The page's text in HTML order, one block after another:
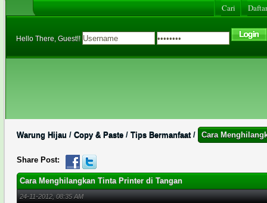
Cari
Hello There, Guest!!
Warung Hijau / Copy & Paste / Tips Bermanfaat / Cara
Share Post:
Cara Menghilangkan Tinta Printer di Tangan
24-11-2012, 08:35 AM